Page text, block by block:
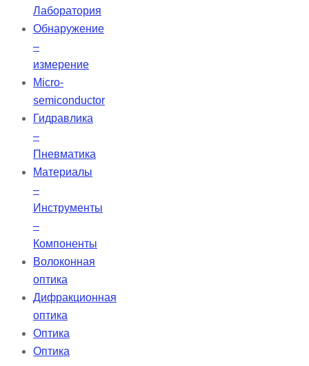
Лаборатория
Обнаружение
–
измерение
Micro-
semiconductor
Гидравлика
–
Пневматика
Материалы
–
Инструменты
–
Компоненты
Волоконная
оптика
Дифракционная
оптика
Оптика
Оптика